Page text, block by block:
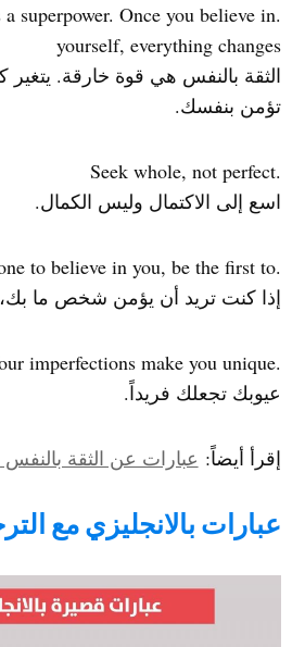
a superpower. Once you believe in
yourself, everything changes
الثقة بالنفس هي قوة خارقة.
تؤمن بنفسك.
.Seek whole, not perfect
اسع إلى الاكتمال وليس الكمال.
.If you want someone to believe in you, be the first to
إذا كنت تريد أن يؤمن شخص ما
.Your imperfections make you unique
عيوبك تجعلك فريداً.
إقرأ أيضاً: عبارات عن الثقة بالنفس
عبارات بالانجليزي مع